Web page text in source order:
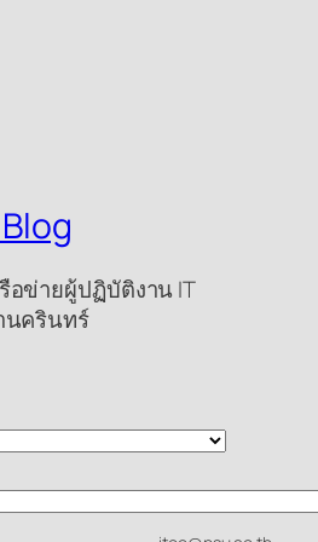
ข่ายผู้ปฏิบัติงาน IT
นครินทร์